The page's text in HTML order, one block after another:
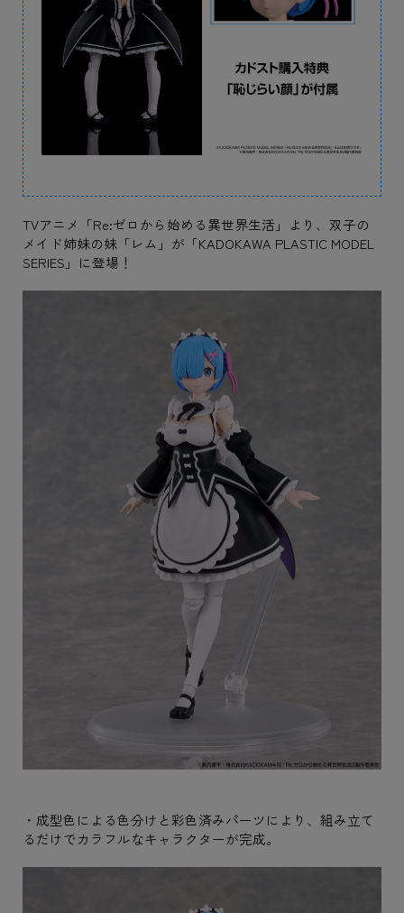
TVアニメ「Re:ゼロから始める異世界生活」より、双子の
メイド姉妹の妹「レム」が「KADOKAWA PLASTIC MODEL
SERIES」に登場！
・成型色による色分けと彩色済みパーツにより、組み立て
るだけでカラフルなキャラクターが完成。